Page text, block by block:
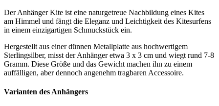
Der Anhänger Kite ist eine naturgetreue Nachbildung eines Kites
am Himmel und fängt die Eleganz und Leichtigkeit des Kitesurfens
in einem einzigartigen Schmuckstück ein.
Hergestellt aus einer dünnen Metallplatte aus hochwertigem
Sterlingsilber, misst der Anhänger etwa 3 x 3 cm und wiegt rund 7-8
Gramm. Diese Größe und das Gewicht machen ihn zu einem
auffälligen, aber dennoch angenehm tragbaren Accessoire.
Varianten des Anhängers